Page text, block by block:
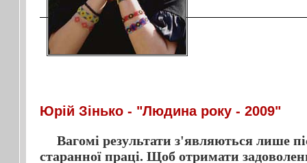
Юрій Зінько - "Людина року - 2009"
Вагомі результати з'являються лише
старанної праці. Щоб отримати